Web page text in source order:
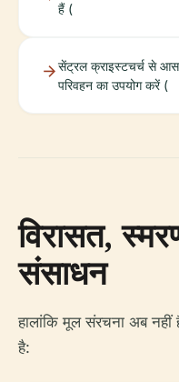
हैं (
सेंट्रल क्राइस्टचर्च से
परिवहन का उपयोग करें (
विरासत,
संसाधन
हालांकि मूल संरचना अब नहीं
है: